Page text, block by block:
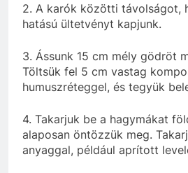
2. A karók közötti távolságot,
hatású ültetvényt kapjunk.
3. Ássunk 15 cm mély gödröt
Töltsük fel 5 cm vastag
humuszréteggel, és tegyük
4. Takarjuk be a hagymákat
alaposan öntözzük meg.
anyaggal, például aprított